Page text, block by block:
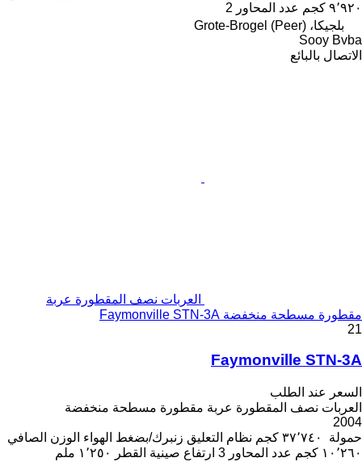
٩٬٩٢٠ كجم
عدد المحاور 2
بلجيكا، Grote-Brogel (Peer)
Sooy Bvba
الاتصال بالبائع
العربات نصف المقطورة عربة
مقطورة مسطحة منخفضة Faymonville STN-3A
21
Faymonville STN-3A
السعر عند الطلب
العربات نصف المقطورة عربة مقطورة مسطحة منخفضة
2004
حمولة
٣٧٬٧٤٠ كجم نظام التعليق زنبرك/بضغط الهواء الوزن الصافي
١٠٬٢٦٠ كجم
عدد المحاور 3 ارتفاع صينية القطر
١٬٢٥٠ ملم